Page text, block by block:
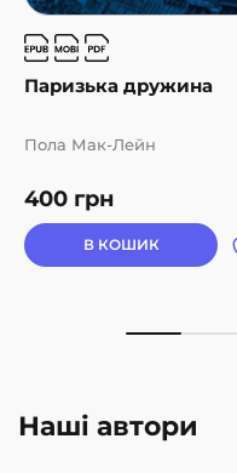
Паризька дружина
400 грн
Пола Мак-Лейн
В КОШИК
Наші автори